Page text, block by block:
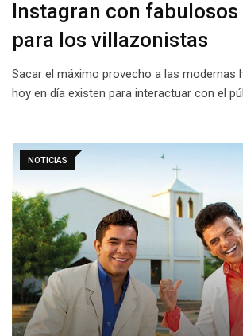
Instagran con
para los villazonistas
Sacar el máximo provecho a las modernas
hoy en día existen para interactuar con el
NOTICIAS